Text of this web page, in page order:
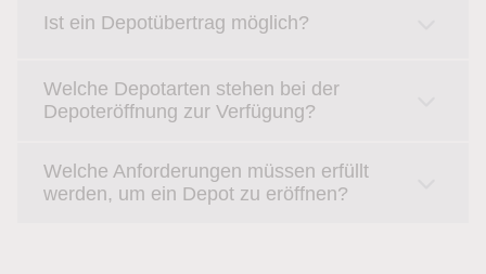
Ist ein Depotübertrag möglich?
Welche Depotarten stehen bei der
Depoteröffnung zur Verfügung?
Welche Anforderungen müssen erfüllt
werden, um ein Depot zu eröffnen?